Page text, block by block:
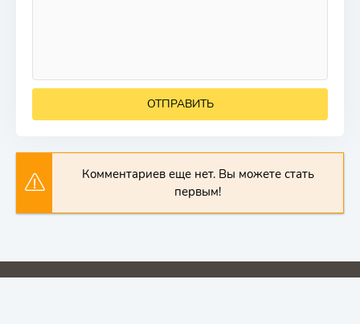
ОТПРАВИТЬ
Комментариев еще нет. Вы можете стать
первым!